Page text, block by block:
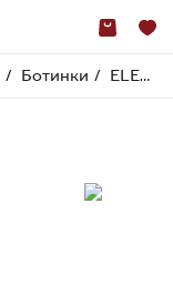
Ботинки ELENA